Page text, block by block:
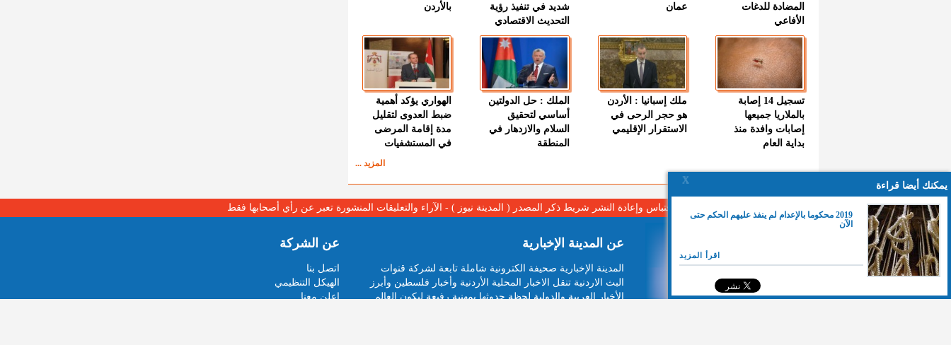
المضادة للدغات
الأفاعي
عمان
شديد في تنفيذ رؤية
التحديث الاقتصادي
بالأردن
تسجيل 14 إصابة
بالملاريا جميعها
إصابات وافدة منذ
بداية العام
ملك إسبانيا : الأردن
هو حجر الرحى في
الاستقرار الإقليمي
الملك : حل الدولتين
أساسي لتحقيق
السلام والازدهار في
المنطقة
الهواري يؤكد أهمية
ضبط العدوى لتقليل
مدة إقامة المرضى
في المستشفيات
المزيد ...
يمكنك أيضا قراءة
X
2019 محكوما بالإعدام لم ينفذ عليهم الحكم حتى
الآن
اقرأ المزيد
لا مانع من الإقتباس وإعادة النشر شريط ذكر المصدر ( المدينة نيوز ) - الآراء والتعليقات المنشورة تعبر عن رأي أصحابها فقط
عن المدينة الإخبارية
المدينة الإخبارية صحيفة الكترونية شاملة تابعة لشركة قنوات
البث الاردنية تنقل الاخبار المحلية الأردنية وأخبار فلسطين وأبرز
الأخبار العربية والدولية لحظة حدوثها بمهنية رفيعة ليكون العالم
عن الشركة
اتصل بنا
الهيكل التنظيمي
اعلن معنا